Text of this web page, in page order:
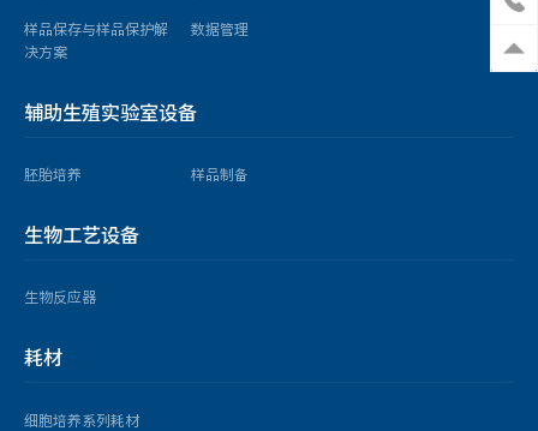
样品保存与样品保护解
决方案
数据管理
辅助生殖实验室设备
胚胎培养 样品制备
生物工艺设备
生物反应器
耗材
细胞培养系列耗材